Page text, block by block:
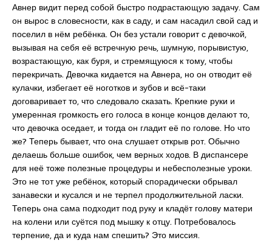
Авнер видит перед собой быстро подрастающую задачу. Сам
он вырос в словесности, как в саду, и сам насадил свой сад и
поселил в нём ребёнка. Он без устали говорит с девочкой,
вызывая на себя её встречную речь, шумную, порывистую,
возрастающую, как буря, и стремящуюся к тому, чтобы
перекричать. Девочка кидается на Авнера, но он отводит её
кулачки, избегает её ноготков и зубов и всё-таки
договаривает то, что следовало сказать. Крепкие руки и
умеренная громкость его голоса в конце концов делают то,
что девочка оседает, и тогда он гладит её по голове. Но что
же? Теперь бывает, что она слушает открыв рот. Обычно
делаешь больше ошибок, чем верных ходов. В диспансере
для неё тоже полезные процедуры и небесполезные уроки.
Это не тот уже ребёнок, который спорадически обрывал
занавески и кусался и не терпел продолжительной ласки.
Теперь она сама подходит под руку и кладёт голову матери
на колени или суётся под мышку к отцу. Потребовалось
терпение, да и куда нам спешить? Это миссия.